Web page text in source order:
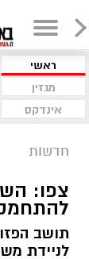
ראשי
מגזין
אינדקס
חדשות
צפו:
תושב
לניידת